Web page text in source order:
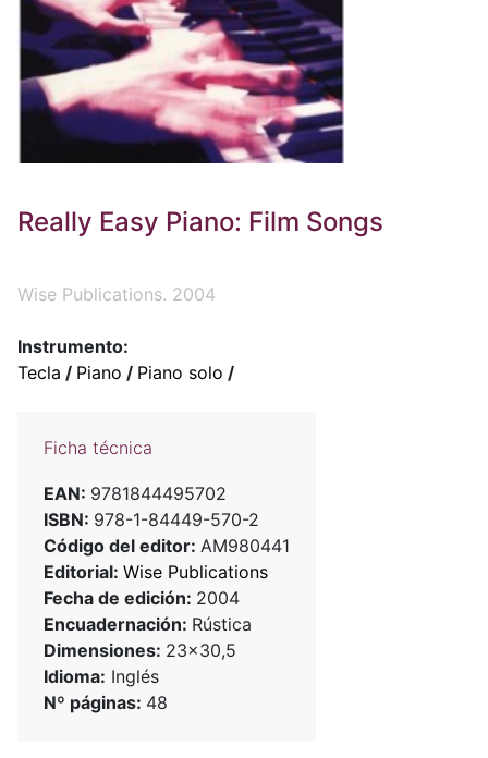
Really Easy Piano: Film Songs
Wise Publications. 2004
Instrumento:
Tecla / Piano / Piano solo /
Ficha técnica
EAN: 9781844495702
ISBN: 978-1-84449-570-2
Código del editor: AM980441
Editorial: Wise Publications
Fecha de edición: 2004
Encuadernación: Rústica
Dimensiones: 23x30,5
Idioma: Inglés
Nº páginas: 48